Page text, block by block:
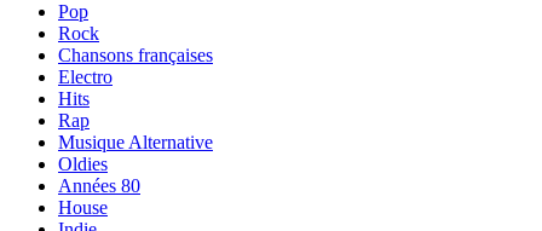
Pop
Rock
Chansons françaises
Electro
Hits
Rap
Musique Alternative
Oldies
Années 80
House